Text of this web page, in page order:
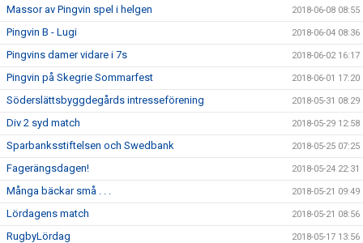
Massor av Pingvin spel i helgen 2018-06-08 08:55
Pingvin B - Lugi 2018-06-04 08:36
Pingvins damer vidare i 7s 2018-06-02 16:17
Pingvin på Skegrie Sommarfest 2018-06-01 17:20
Söderslättsbyggdegårds intresseförening 2018-05-31 08:29
Div 2 syd match 2018-05-29 12:58
Sparbanksstiftelsen och Swedbank 2018-05-25 07:25
Fagerängsdagen! 2018-05-24 22:31
Många bäckar små . . . 2018-05-21 09:49
Lördagens match 2018-05-21 08:56
RugbyLördag 2018-05-17 13:56